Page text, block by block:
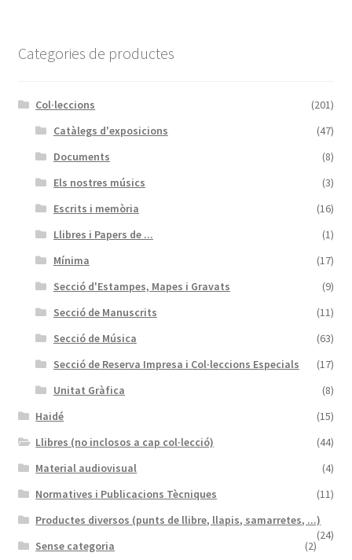
Categories de productes
Col·leccions
(201)
Catàlegs d'exposicions
(47)
Documents
(8)
Els nostres músics
(3)
Escrits i memòria
(16)
Llibres i Papers de ...
(1)
Mínima
(17)
Secció d'Estampes, Mapes i Gravats
(9)
Secció de Manuscrits
(11)
Secció de Música
(63)
Secció de Reserva Impresa i Col·leccions Especials
(17)
Unitat Gràfica
(8)
Haidé
(15)
Llibres (no inclosos a cap col·lecció)
(44)
Material audiovisual
(4)
Normatives i Publicacions Tècniques
(11)
Productes diversos (punts de llibre, llapis, samarretes, ...)
(24)
Sense categoria (2)